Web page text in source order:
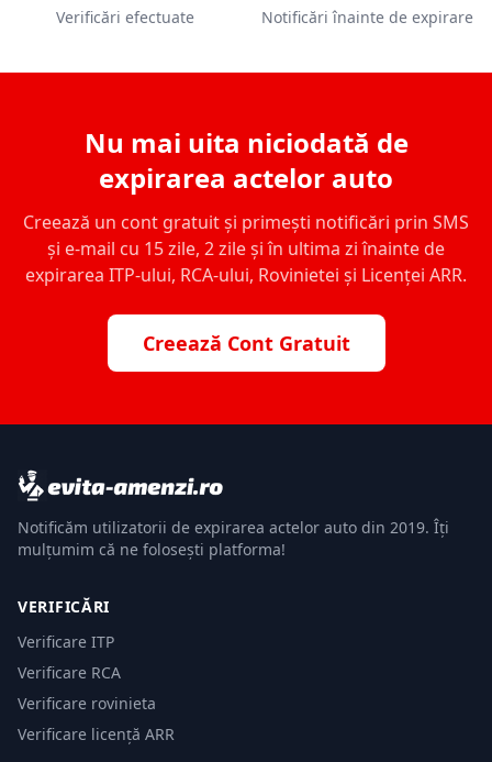
Verificări efectuate Notificări înainte de expirare
Nu mai uita niciodată de
expirarea actelor auto
Creează un cont gratuit și primești notificări prin SMS
și e-mail cu 15 zile, 2 zile și în ultima zi înainte de
expirarea ITP-ului, RCA-ului, Rovinietei și Licenței ARR.
Creează Cont Gratuit
Notificăm utilizatorii de expirarea actelor auto din 2019. Îți
mulțumim că ne folosești platforma!
VERIFICĂRI
Verificare ITP
Verificare RCA
Verificare rovinieta
Verificare licență ARR